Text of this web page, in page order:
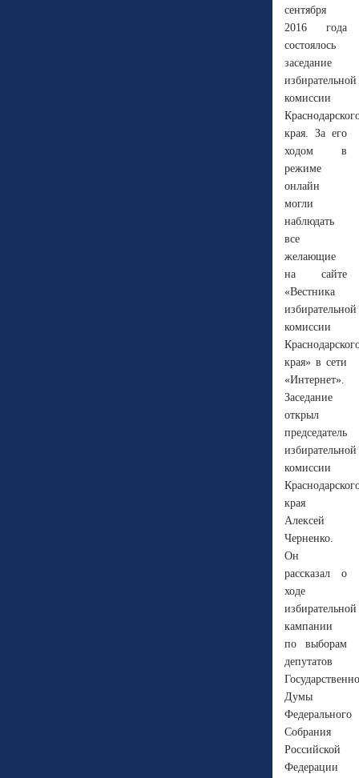
сентября
2016 года
состоялось
заседание
избирательной
комиссии
края. За его
ходом в
режиме
онлайн
могли
наблюдать
все
желающие
на сайте
«Вестника
избирательной
комиссии
края» в сети
«Интернет».
Заседание
открыл
председатель
избирательной
комиссии
края
Алексей
Черненко.
Он
рассказал о
ходе
избирательной
кампании
по выборам
депутатов
Думы
Федерального
Собрания
Российской
Федерации